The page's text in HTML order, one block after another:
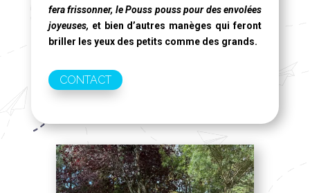
fera frissonner, le Pouss pouss pour des envolées
joyeuses, et bien d’autres manèges qui feront
briller les yeux des petits comme des grands.
CONTACT